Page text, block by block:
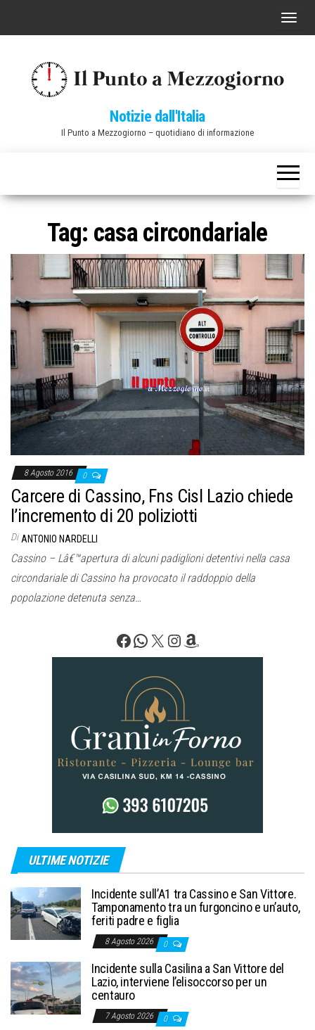
C
a
v
a
z
i
o
n
e
Notizie dall'Italia
Il Punto a Mezzogiorno – quotidiano di informazione
Tag: casa circondariale
8 Agosto 2016 0
Carcere di Cassino, Fns Cisl Lazio chiede
l’incremento di 20 poliziotti
Di ANTONIO NARDELLI
Cassino – Lâ€™apertura di alcuni padiglioni detentivi nella casa
circondariale di Cassino ha provocato il raddoppio della
popolazione detenuta senza…
Facebook
WhatsApp
X Instagram
Amazon
ULTIME NOTIZIE
Incidente sull’A1 tra Cassino e San Vittore.
Tamponamento tra un furgoncino e un’auto,
feriti padre e figlia
8 Agosto 2026 0
Incidente sulla Casilina a San Vittore del
Lazio, interviene l’elisoccorso per un
centauro
7 Agosto 2026 0